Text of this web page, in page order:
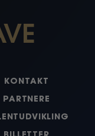
KONTAKT
PARTNERE